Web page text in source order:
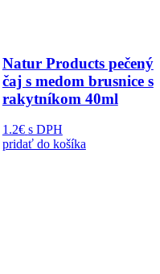
Natur Products pečený
čaj s medom brusnice s
rakytníkom 40ml
1.2€ s DPH
pridať do košíka